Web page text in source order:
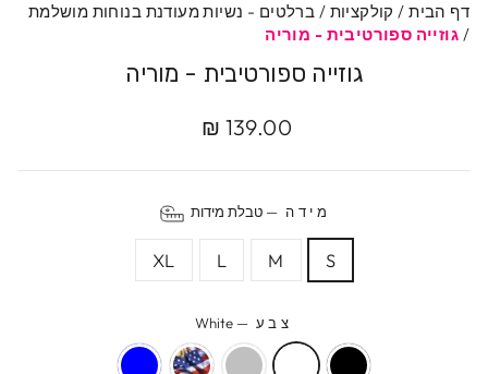
דף הבית / קולקציות / ברלטים - נשיות מעודנת בנוחות מושלמת
/ גוזייה ספורטיבית - מוריה
גוזייה ספורטיבית - מוריה
מחיר
139.00 ₪
מידה—טבלת מידות
S
M
L
XL
צבע—
White